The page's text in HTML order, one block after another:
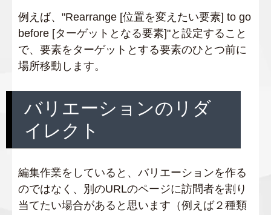
例えば、"Rearrange [位置を変えたい要素] to go
before [ターゲットとなる要素]"と設定すること
で、要素をターゲットとする要素のひとつ前に
場所移動します。
バリエーションのリダ
イレクト
編集作業をしていると、バリエーションを作る
のではなく、別のURLのページに訪問者を割り
当てたい場合があると思います（例えば２種類